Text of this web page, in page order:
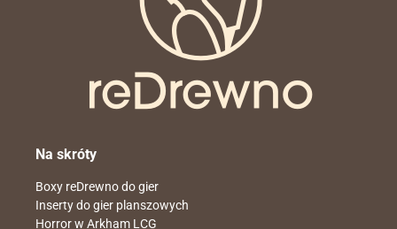
Na skróty
Boxy reDrewno do gier
Inserty do gier planszowych
Horror w Arkham LCG